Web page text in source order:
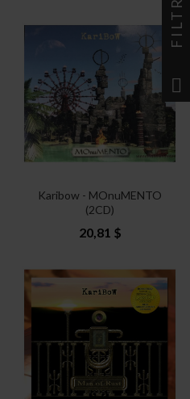
Karibow - MOnuMENTO
(2CD)
20,81 $